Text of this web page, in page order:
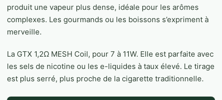
produit une vapeur plus dense, idéale pour les arômes
complexes. Les gourmands ou les boissons s’expriment à
merveille.
La GTX 1,2Ω MESH Coil, pour 7 à 11W. Elle est parfaite avec
les sels de nicotine ou les e-liquides à taux élevé. Le tirage
est plus serré, plus proche de la cigarette traditionnelle.